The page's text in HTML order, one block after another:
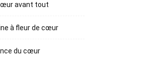
avant tout
à fleur de cœur
du cœur